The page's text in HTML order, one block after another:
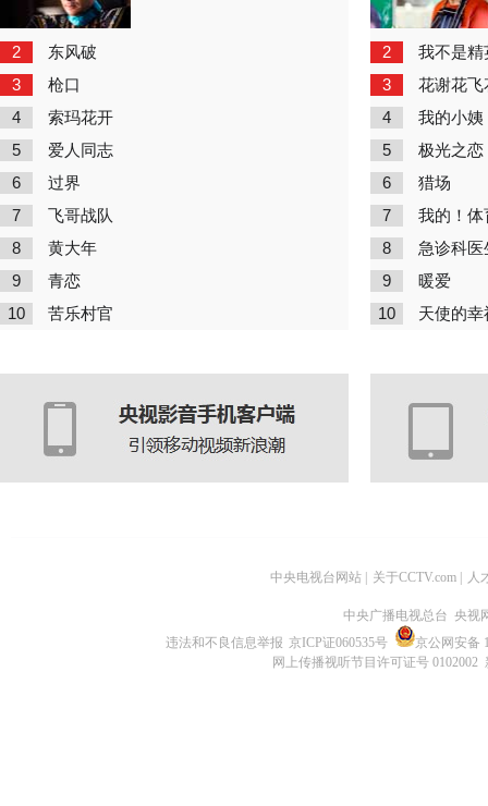
2 东风破
3 枪口
4 索玛花开
5 爱人同志
6 过界
7 飞哥战队
8 黄大年
9 青恋
10 苦乐村官
2 我不是精
3 花谢花飞
4 我的小姨
5 极光之恋
6 猎场
7 我的！体
8 急诊科医
9 暖爱
10 天使的幸
中央电视台网站 关于CCTV.com 人
中央广播电视总台 央视
违法和不良信息举报 京ICP证060535号
京公网安备
网上传播视听节目许可证号 0102002